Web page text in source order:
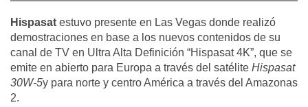
Hispasat estuvo presente en Las Vegas donde realizó
demostraciones en base a los nuevos contenidos de su
canal de TV en Ultra Alta Definición “Hispasat 4K”, que se
emite en abierto para Europa a través del satélite Hispasat
30W-5y para norte y centro América a través del Amazonas
2.